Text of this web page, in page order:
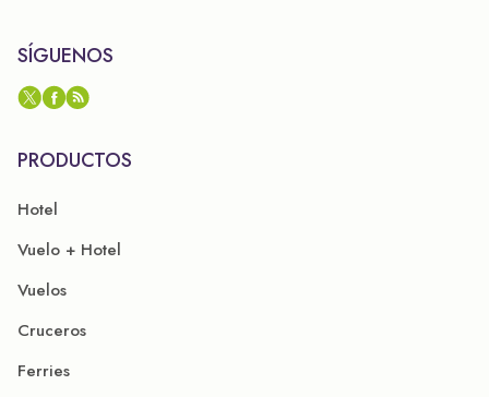
SÍGUENOS
PRODUCTOS
Hotel
Vuelo + Hotel
Vuelos
Cruceros
Ferries